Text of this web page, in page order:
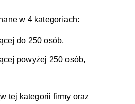
w 4 kategoriach:
do 250 osób,
powyżej 250 osób,
tej kategorii firmy oraz